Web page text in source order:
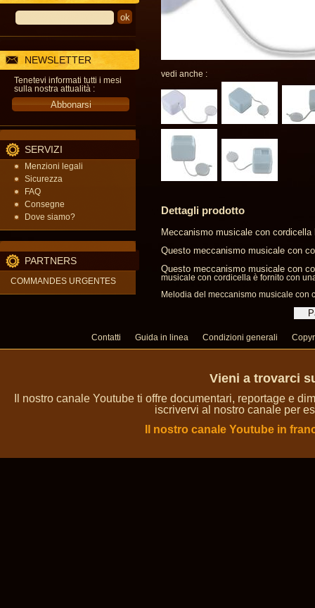
NEWSLETTER
Tenetevi informati tutti i mesi
sulla nostra attualità :
SERVIZI
Menzioni legali
Sicurezza
FAQ
Consegne
Dove siamo?
PARTNERS
COMMANDES URGENTES
vedi anche :
Dettagli prodotto
Meccanismo musicale con cordicella
Questo meccanismo musicale con
Questo meccanismo musicale con
musicale con cordicella è fornito con
Melodia del meccanismo musicale con
Contatti Guida in linea Condizioni generali
Vieni a trovarci
Il nostro canale Youtube ti offre documentari, reportage e
iscrivervi al nostro canale per
Il nostro canale Youtube in